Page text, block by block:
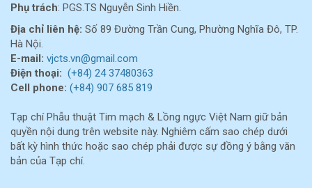
Phụ trách: PGS.TS Nguyễn Sinh Hiền.
Địa chỉ liên hệ: Số 89 Đường Trần Cung, Phường Nghĩa Đô, TP.
Hà Nội.
E-mail: vjcts.vn@gmail.com
Điện thoại: (+84) 24 37480363
Cell phone: (+84) 907 685 819
Tạp chí Phẫu thuật Tim mạch & Lồng ngực Việt Nam giữ bản
quyền nội dung trên website này. Nghiêm cấm sao chép dưới
bất kỳ hình thức hoặc sao chép phải được sự đồng ý bằng văn
bản của Tạp chí.